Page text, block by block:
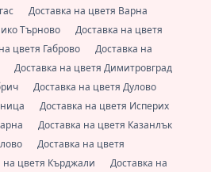
Доставка на цветя Варна
Търново
Доставка на цветя
цветя Габрово
Доставка на
Доставка на цветя Димитровград
Доставка на цветя Дулово
Доставка на цветя Исперих
Доставка на цветя Казанлък
Доставка на цветя
на цветя Кърджали
Доставка на